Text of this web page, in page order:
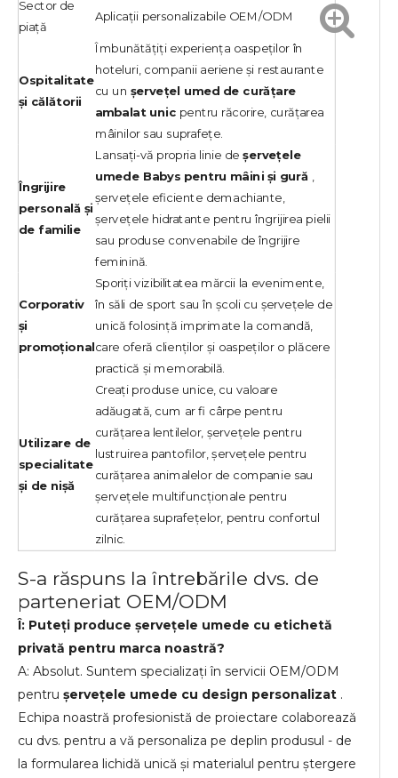
Sector de
piață
Aplicații personalizabile OEM/ODM
Ospitalitate
și călătorii
Îmbunătățiți experiența oaspeților în
hoteluri, companii aeriene și restaurante
cu un șervețel umed de curățare
ambalat unic pentru răcorire, curățarea
mâinilor sau suprafețe.
Îngrijire
personală și
de familie
Lansați-vă propria linie deșervețele
umede Babys pentru mâini și gură ,
șervețele eficiente demachiante,
șervețele hidratante pentru îngrijirea pielii
sau produse convenabile de îngrijire
feminină.
Corporativ
și
promoțional
Sporiți vizibilitatea mărcii la evenimente,
în săli de sport sau în școli cu șervețele de
unică folosință imprimate la comandă,
care oferă clienților și oaspeților o plăcere
practică și memorabilă.
Utilizare de
specialitate
și de nișă
Creați produse unice, cu valoare
adăugată, cum ar fi cârpe pentru
curățarea lentilelor, șervețele pentru
lustruirea pantofilor, șervețele pentru
curățarea animalelor de companie sau
șervețele multifuncționale pentru
curățarea suprafețelor, pentru confortul
zilnic.
S-a răspuns la întrebările dvs. de
parteneriat OEM/ODM
Î: Puteți produce șervețele umede cu etichetă
privată pentru marca noastră?
A: Absolut. Suntem specializați în servicii OEM/ODM
pentru șervețele umede cu design personalizat .
Echipa noastră profesionistă de proiectare colaborează
cu dvs. pentru a vă personaliza pe deplin produsul - de
la formularea lichidă unică și materialul pentru ștergere